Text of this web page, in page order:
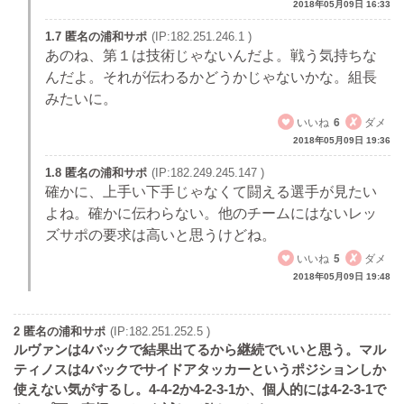
2018年05月09日 16:33
1.7 匿名の浦和サポ (IP:182.251.246.1 )
あのね、第１は技術じゃないんだよ。戦う気持ちな
んだよ。それが伝わるかどうかじゃないかな。組長
みたいに。
いいね 6 ダメ
2018年05月09日 19:36
1.8 匿名の浦和サポ (IP:182.249.245.147 )
確かに、上手い下手じゃなくて闘える選手が見たい
よね。確かに伝わらない。他のチームにはないレッ
ズサポの要求は高いと思うけどね。
いいね 5 ダメ
2018年05月09日 19:48
2 匿名の浦和サポ (IP:182.251.252.5 )
ルヴァンは4バックで結果出てるから継続でいいと思う。マル
ティノスは4バックでサイドアタッカーというポジションしか
使えない気がするし。4-4-2か4-2-3-1か、個人的には4-2-3-1で